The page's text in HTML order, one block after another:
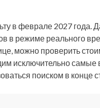
в феврале 2027 года.
в режиме реального
можно проверить
исключительно
поиском в конце